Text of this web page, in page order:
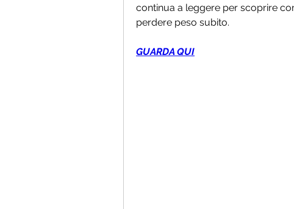
continua a leggere per scoprire
perdere peso subito.
GUARDA QUI